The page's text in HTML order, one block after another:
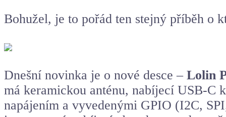
Bohužel, je to pořád ten stejný příběh o
Dnešní novinka je o nové desce – Lolin
má keramickou anténu, nabíjecí USB-C
napájením a vyvedenými GPIO (I2C,